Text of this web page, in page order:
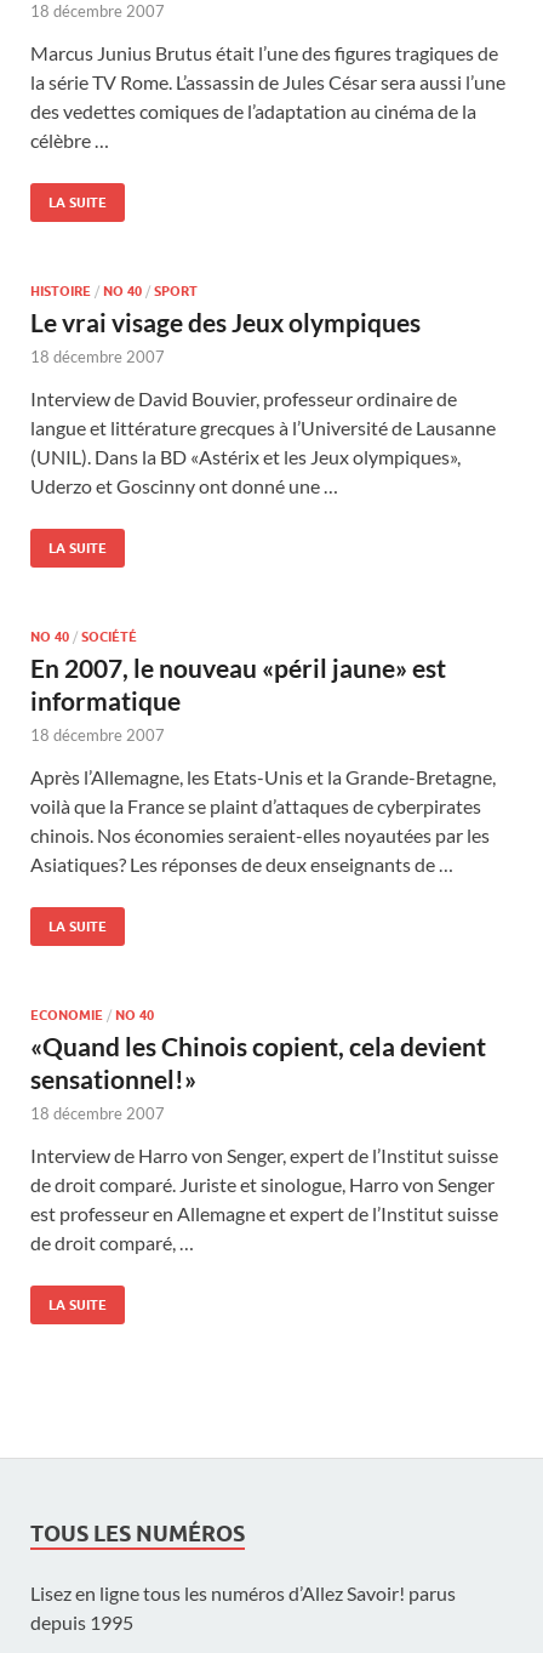
18 décembre 2007
Marcus Junius Brutus était l’une des figures tragiques de
la série TV Rome. L’assassin de Jules César sera aussi l’une
des vedettes comiques de l’adaptation au cinéma de la
célèbre …
LA SUITE
HISTOIRE / NO 40 / SPORT
Le vrai visage des Jeux olympiques
18 décembre 2007
Interview de David Bouvier, professeur ordinaire de
langue et littérature grecques à l’Université de Lausanne
(UNIL). Dans la BD «Astérix et les Jeux olympiques»,
Uderzo et Goscinny ont donné une …
LA SUITE
NO 40 / SOCIÉTÉ
En 2007, le nouveau «péril jaune» est
informatique
18 décembre 2007
Après l’Allemagne, les Etats-Unis et la Grande-Bretagne,
voilà que la France se plaint d’attaques de cyberpirates
chinois. Nos économies seraient-elles noyautées par les
Asiatiques? Les réponses de deux enseignants de …
LA SUITE
ECONOMIE / NO 40
«Quand les Chinois copient, cela devient
sensationnel!»
18 décembre 2007
Interview de Harro von Senger, expert de l’Institut suisse
de droit comparé. Juriste et sinologue, Harro von Senger
est professeur en Allemagne et expert de l’Institut suisse
de droit comparé, …
LA SUITE
TOUS LES NUMÉROS
Lisez en ligne tous les numéros d’Allez Savoir! parus
depuis 1995